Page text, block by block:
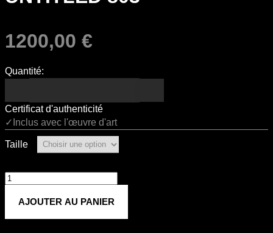
1200,00 €
Quantité:
Certificat d'authenticité
✓Inclus avec l'œuvre d'art
Taille
quantité
Untitled
803
AJOUTER AU PANIER